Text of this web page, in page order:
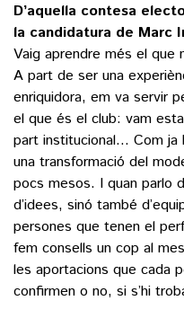
D’aquella contesa
la candidatura de Marc
Vaig aprendre més el que
A part de ser una
enriquidora, em va servir
el que és el club: vam
part institucional… Com
una transformació del
pocs mesos. I quan parlo
d’idees, sinó també
persones que tenen el
fem consells un cop al
les aportacions que cada
confirmen o no, si s’hi